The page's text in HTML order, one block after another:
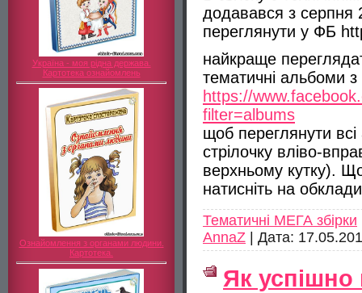
Україна - моя рідна держава.
Картотека ознайомлень
Ознайомлення з органами людини.
Картотека.
додавався з серпня
переглянути у ФБ
найкраще
тематичні альбоми
https://
filter=albums
щоб переглянути
стрілочку вліво-
верхньому кутку).
натисніть на
Тематичні МЕГА збірки
AnnaZ | Дата:
Як успішно